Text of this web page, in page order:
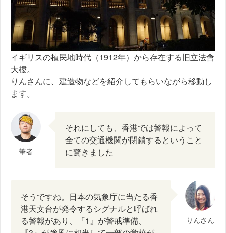
イギリスの植民地時代（1912年）から存在する旧立法會
大樓。
りんさんに、建造物などを紹介してもらいながら移動し
ます。
筆者
それにしても、香港では警報によって
全ての交通機関が閉鎖するということ
に驚きました
りんさん
そうですね。日本の気象庁に当たる香
港天文台が発令するシグナルと呼ばれ
る警報があり、『1』が警戒準備、